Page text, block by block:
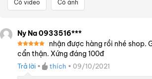
Có video Có ảnh
Ny Na 0933516***
Được xếp
hạng 55
sao
nhận được hàng rồi nhé shop.
cẩn thận. Xứng đáng 100đ
Trả lời • thích • 09/10/2021